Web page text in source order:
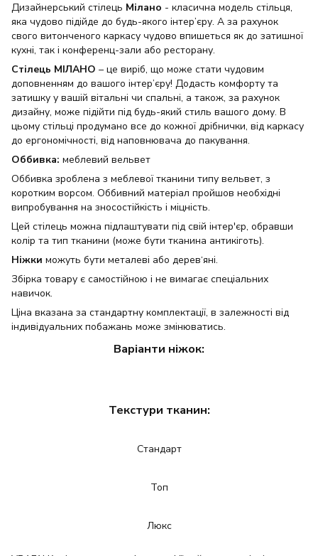
Дизайнерський стілець Мілано - класична модель стільця,
яка чудово підійде до будь-якого інтер’єру. А за рахунок
свого витонченого каркасу чудово впишеться як до затишної
кухні, так і конференц-зали або ресторану.
Стілець МІЛАНО – це виріб, що може стати чудовим
доповненням до вашого інтер’єру! Додасть комфорту та
затишку у вашій вітальні чи спальні, а також, за рахунок
дизайну, може підійти під будь-який стиль вашого дому. В
цьому стільці продумано все до кожної дрібнички, від каркасу
до ергономічності, від наповнювача до пакування.
Оббивка: меблевий вельвет
Оббивка зроблена з меблевої тканини типу вельвет, з
коротким ворсом. Оббивний матеріал пройшов необхідні
випробування на зносостійкість і міцність.
Цей стілець можна підлаштувати під свій інтер'єр, обравши
колір та тип тканини (може бути тканина антикіготь).
Ніжки можуть бути металеві або дерев‘яні.
Збірка товару є самостійною і не вимагає спеціальних
навичок.
Ціна вказана за стандартну комплектації, в залежності від
індивідуальних побажань може змінюватись.
Варіанти ніжок:
Текстури тканин:
Стандарт
Топ
Люкс